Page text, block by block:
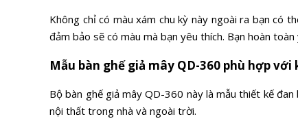
Không chỉ có màu xám chu kỳ này ngoài ra bạn có
đảm bảo sẽ có màu mà bạn yêu thích. Bạn hoàn
Mẫu bàn ghế giả mây QD-360 phù hợp với
Bộ bàn ghế giả mây QD-360 này là mẫu thiết kế
nội thất trong nhà và ngoài trời.